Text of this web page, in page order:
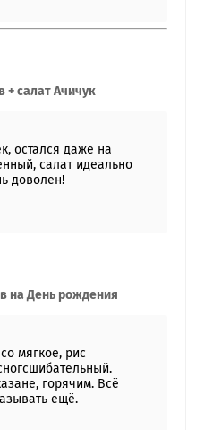
+ салат Ачичук
остался даже на
салат идеально
доволен!
на День рождения
мягкое, рис
горячим. Всё
ещё.